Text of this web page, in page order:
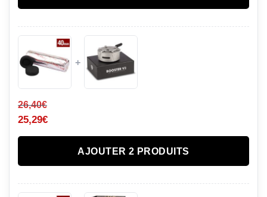
+
26,40€
25,29€
AJOUTER 2 PRODUITS